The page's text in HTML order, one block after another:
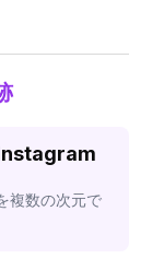
複数の次元で